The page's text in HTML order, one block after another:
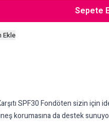
Sepete
Ekle
SPF30 Fondöten sizin
korumasına da destek